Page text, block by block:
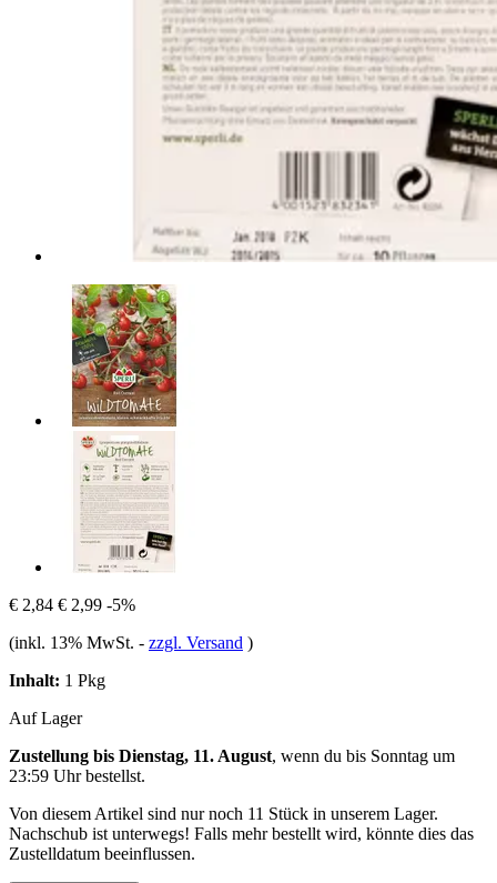
€ 2,84 € 2,99 -5%
(inkl. 13% MwSt. - zzgl. Versand )
Inhalt: 1 Pkg
Auf Lager
Zustellung bis Dienstag, 11. August, wenn du bis Sonntag um
23:59 Uhrbestellst.
Von diesem Artikel sind nur noch 11 Stück in unserem Lager.
Nachschub ist unterwegs! Falls mehr bestellt wird, könnte dies das
Zustelldatum beeinflussen.